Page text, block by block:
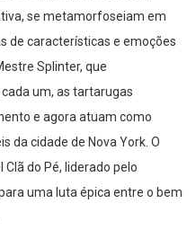
características e emoções
Splinter, que
um, as tartarugas
e agora atuam como
da cidade de Nova York. O
do Pé, liderado pelo
uma luta épica entre o bem